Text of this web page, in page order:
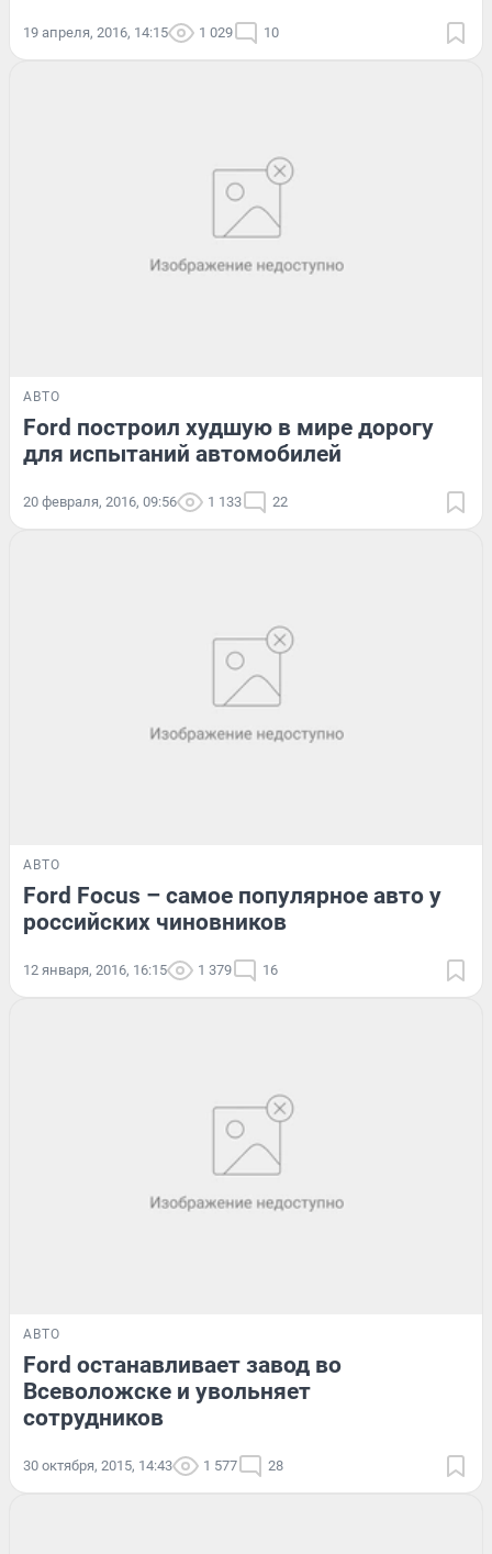
19 апреля, 2016, 14:15 1 029 10
АВТО
Ford построил худшую в мире дорогу
для испытаний автомобилей
20 февраля, 2016, 09:56 1 133 22
АВТО
Ford Focus – самое популярное авто у
российских чиновников
12 января, 2016, 16:15 1 379 16
АВТО
Ford останавливает завод во
Всеволожске и увольняет
сотрудников
30 октября, 2015, 14:43 1 577 28